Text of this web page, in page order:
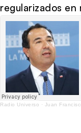
regularizados en
Radio Universo · Juan